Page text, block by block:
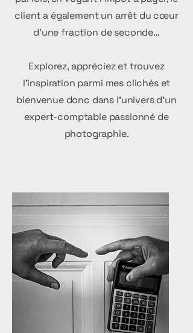
client a également un arrêt du cœur
d’une fraction de seconde…
Explorez, appréciez et trouvez
l'inspiration parmi mes clichés et
bienvenue donc dans l’univers d’un
expert-comptable passionné de
photographie.